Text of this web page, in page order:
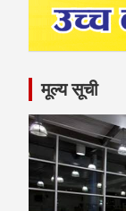
मूल्य सूची